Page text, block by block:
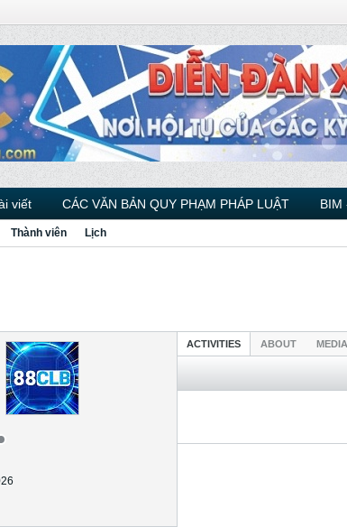
viết CÁC VĂN BẢN QUY PHẠM PHÁP LUẬT BIM
Thành viên Lịch
ACTIVITIES ABOUT MEDIA